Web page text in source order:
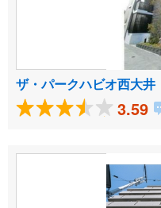
ザ・パークハビオ西大井
3.59